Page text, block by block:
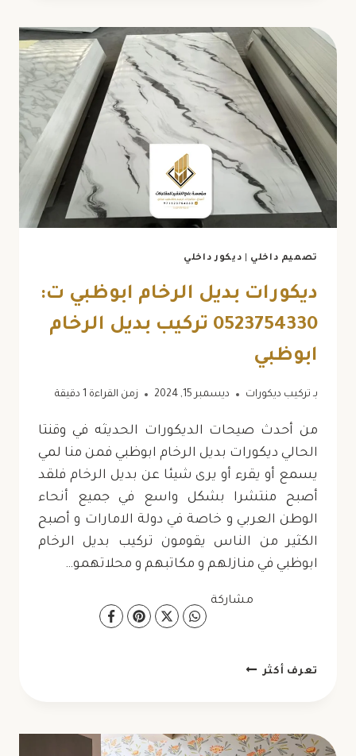
ت:
0523754330
تزيين
جدران
ابوظبي
تصميم داخلي ديكور داخلي
ديكورات بديل الرخام ابوظبي ت:
0523754330 تركيب بديل الرخام
ابوظبي
بـ تركيب ديكورات ديسمبر 15, 2024 زمن القراءة دقيقة
من أحدث صيحات الديكورات الحديثه في وقنتا
الحالي ديكورات بديل الرخام ابوظبي فمن منا لمي
يسمع أو يقرء أو يرى شيئا عن بديل الرخام فلقد
أصبح منتشرا بشكل واسع في جميع أنحاء
الوطن العربي و خاصة في دولة الامارات و أصبح
الكثير من الناس يقومون تركيب بديل الرخام
ابوظبي في منازلهم و مكاتبهم و محلاتهمو…
مشاركة
تعرف أكثر ديكورات
ابوظبي